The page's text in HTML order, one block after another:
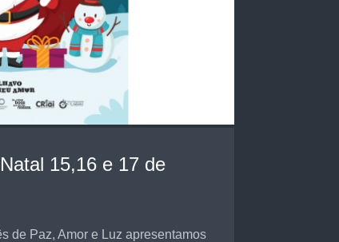
15,16 e 17 de
de Paz, Amor e Luz apresentamos